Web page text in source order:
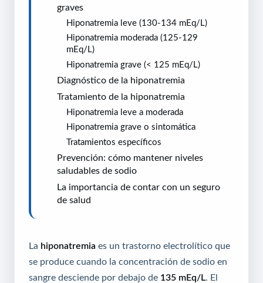
graves
Hiponatremia leve (130-134 mEq/L)
Hiponatremia moderada (125-129
mEq/L)
Hiponatremia grave (< 125 mEq/L)
Diagnóstico de la hiponatremia
Tratamiento de la hiponatremia
Hiponatremia leve a moderada
Hiponatremia grave o sintomática
Tratamientos específicos
Prevención: cómo mantener niveles
saludables de sodio
La importancia de contar con un seguro
de salud
La hiponatremia es un trastorno electrolítico que
se produce cuando la concentración de sodio en
sangre desciende por debajo de 135 mEq/L
. El